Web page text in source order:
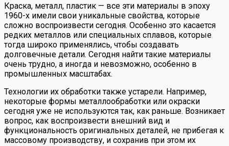
Краска, металл, пластик — все эти материалы в эпоху
1960-х имели свои уникальные свойства, которые
сложно воспроизвести сегодня. Особенно это касается
редких металлов или специальных сплавов, которые
тогда широко применялись, чтобы создавать
долговечные детали. Сегодня найти такие материалы
очень трудно, а иногда и невозможно, особенно в
промышленных масштабах.
Технологии их обработки также устарели. Например,
некоторые формы металлообработки или окраски
сегодня уже не используются так, как раньше. Возникает
вопрос, как воспроизвести внешний вид и
функциональность оригинальных деталей, не прибегая к
массовому производству, и сохранив при этом их